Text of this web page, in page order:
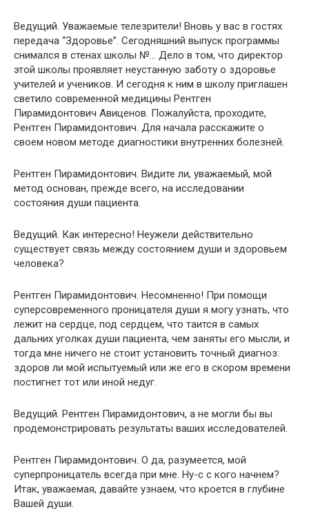
Ведущий. Уважаемые телезрители! Вновь у вас в гостях
передача “Здоровье”. Сегодняшний выпуск программы
снимался в стенах школы №… Дело в том, что директор
этой школы проявляет неустанную заботу о здоровье
учителей и учеников. И сегодня к ним в школу приглашен
светило современной медицины Рентген
Пирамидонтович Авиценов. Пожалуйста, проходите,
Рентген Пирамидонтович. Для начала расскажите о
своем новом методе диагностики внутренних болезней.
Рентген Пирамидонтович. Видите ли, уважаемый, мой
метод основан, прежде всего, на исследовании
состояния души пациента.
Ведущий. Как интересно! Неужели действительно
существует связь между состоянием души и здоровьем
человека?
Рентген Пирамидонтович. Несомненно! При помощи
суперсовременного проницателя души я могу узнать, что
лежит на сердце, под сердцем, что таится в самых
дальних уголках души пациента, чем заняты его мысли, и
тогда мне ничего не стоит установить точный диагноз:
здоров ли мой испытуемый или же его в скором времени
постигнет тот или иной недуг.
Ведущий. Рентген Пирамидонтович, а не могли бы вы
продемонстрировать результаты ваших исследователей.
Рентген Пирамидонтович. О да, разумеется, мой
суперпроницатель всегда при мне. Ну-с с кого начнем?
Итак, уважаемая, давайте узнаем, что кроется в глубине
Вашей души.